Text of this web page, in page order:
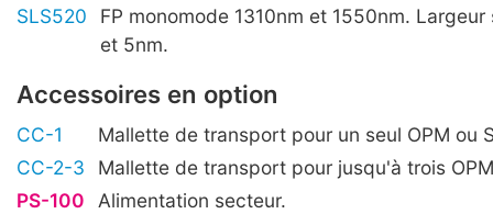
SLS520
FP monomode 1310nm et 1550nm.
et 5nm.
Accessoires en option
CC-1
Mallette de transport pour un seul OPM ou
CC-2-3
Mallette de transport pour jusqu'à trois
PS-100
Alimentation secteur.